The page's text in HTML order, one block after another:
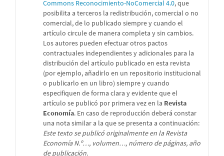
Commons Reconocimiento-NoComercial 4.0, que
posibilita a terceros la redistribución, comercial o no
comercial, de lo publicado siempre y cuando el
artículo circule de manera completa y sin cambios.
Los autores pueden efectuar otros pactos
contractuales independientes y adicionales para la
distribución del artículo publicado en esta revista
(por ejemplo, añadirlo en un repositorio institucional
o publicarlo en un libro) siempre y cuando
especifiquen de forma clara y evidente que el
artículo se publicó por primera vez en la Revista
Economía. En caso de reproducción deberá constar
una nota similar a la que se presenta a continuación:
Este texto se publicó originalmente en la Revista
Economía N.º…, volumen…, número de páginas, año
de publicación.